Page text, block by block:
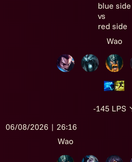
blue side
vs
red side
Wao
-145 LPS
06/08/2026 | 26:16
Wao